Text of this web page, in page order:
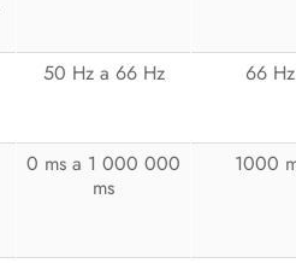
50 Hz a 66 Hz 66 Hz
0 ms a 1 000 000
ms
1000